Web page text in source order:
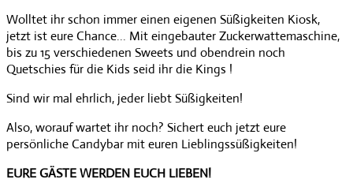
Wolltet ihr schon immer einen eigenen Süßigkeiten Kiosk,
jetzt ist eure Chance... Mit eingebauter Zuckerwattemaschine,
bis zu 15 verschiedenen Sweets und obendrein noch
Quetschies für die Kids seid ihr die Kings !
Sind wir mal ehrlich, jeder liebt Süßigkeiten!
Also, worauf wartet ihr noch? Sichert euch jetzt eure
persönliche Candybar mit euren Lieblingssüßigkeiten!
EURE GÄSTE WERDEN EUCH LIEBEN!